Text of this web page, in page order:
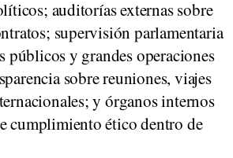
auditorías externas sobre
supervisión parlamentaria
públicos y grandes operaciones
sobre reuniones, viajes
y órganos internos
cumplimiento ético dentro de